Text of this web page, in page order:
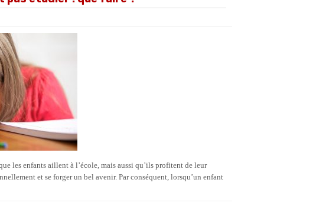
les enfants aillent à l’école, mais aussi qu’ils profitent de leur
et se forger un bel avenir. Par conséquent, lorsqu’un enfant